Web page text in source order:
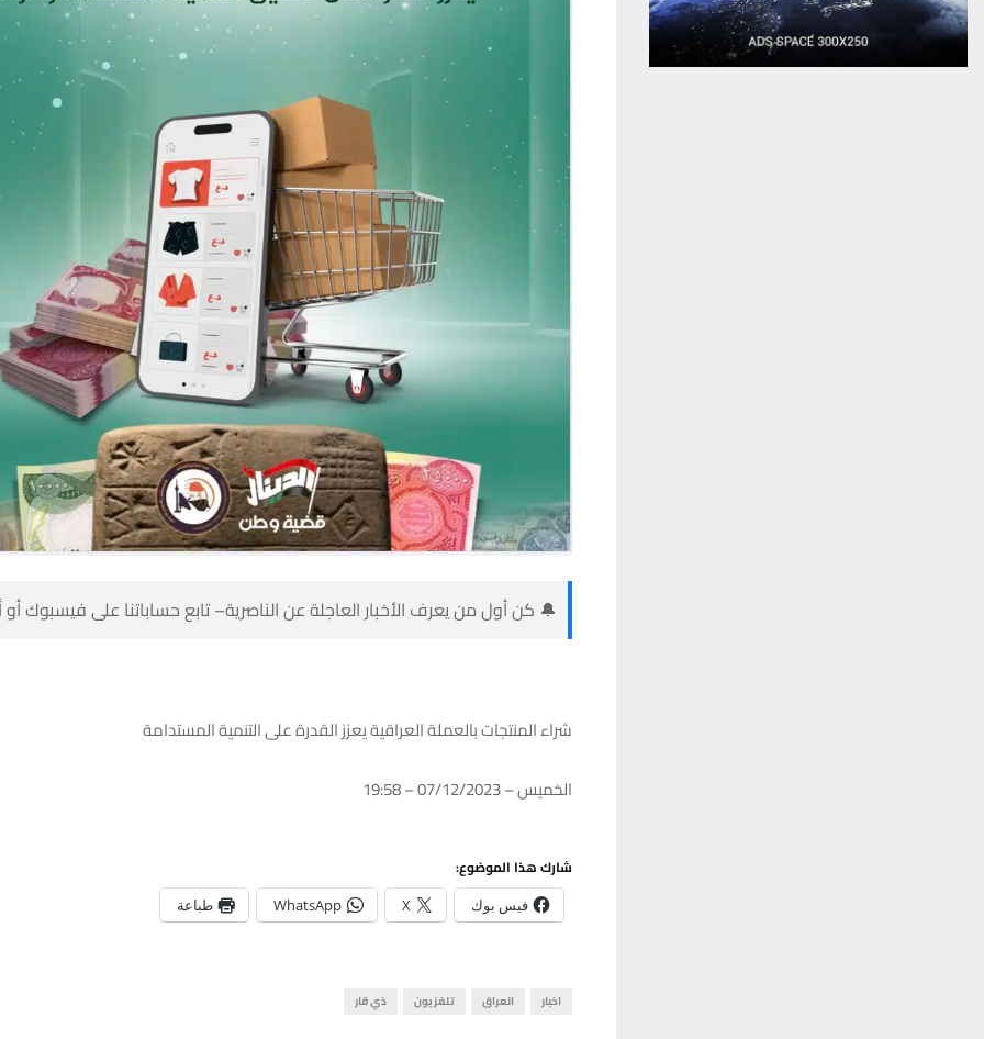
🔔 كن أول من يعرف الأخبار العاجلة عن الناصرية– تابع حساباتنا على فيسبوك
شراء المنتجات بالعملة العراقية يعزز القدرة على التنمية المستدامة
الخميس – 07/12/2023 – 19:58
شارك هذا الموضوع:
فيس بوك X
WhatsApp طباعة
اخبار العراق تلفزيون ذي قار